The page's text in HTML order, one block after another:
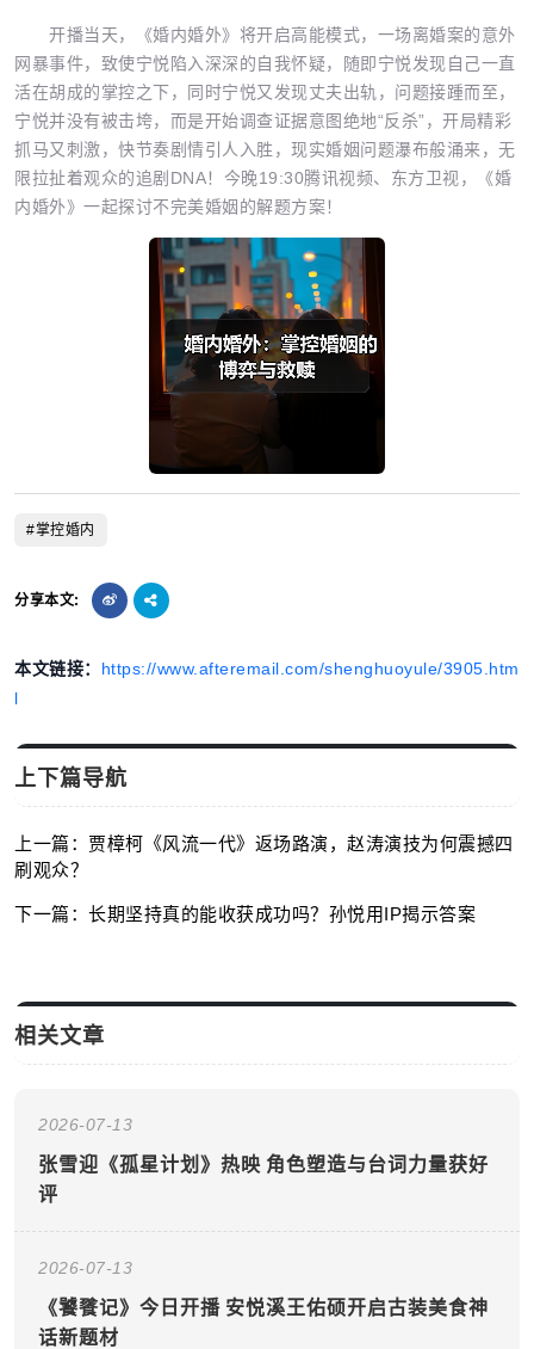
开播当天，《婚内婚外》将开启高能模式，一场离婚案的意外
网暴事件，致使宁悦陷入深深的自我怀疑，随即宁悦发现自己一直
活在胡成的掌控之下，同时宁悦又发现丈夫出轨，问题接踵而至，
宁悦并没有被击垮，而是开始调查证据意图绝地“反杀”，开局精彩
抓马又刺激，快节奏剧情引人入胜，现实婚姻问题瀑布般涌来，无
限拉扯着观众的追剧DNA！今晚19:30腾讯视频、东方卫视，《婚
内婚外》一起探讨不完美婚姻的解题方案！
#掌控婚内
分享本文:
本文链接： https://www.afteremail.com/shenghuoyule/3905.htm
l
上下篇导航
上一篇：贾樟柯《风流一代》返场路演，赵涛演技为何震撼四
刷观众？
下一篇：长期坚持真的能收获成功吗？孙悦用IP揭示答案
相关文章
2026-07-13
张雪迎《孤星计划》热映 角色塑造与台词力量获好
评
2026-07-13
《饕餮记》今日开播 安悦溪王佑硕开启古装美食神
话新题材